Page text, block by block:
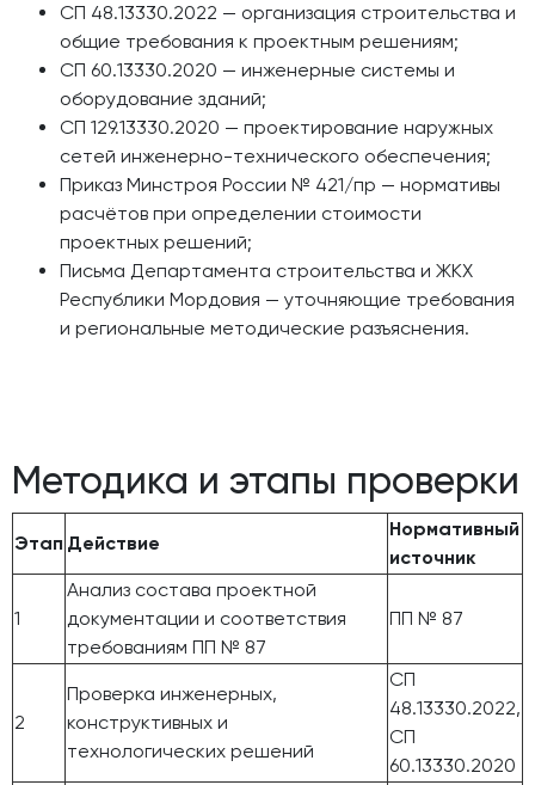
СП 48.13330.2022 — организация строительства и
общие требования к проектным решениям;
СП 60.13330.2020 — инженерные системы и
оборудование зданий;
СП 129.13330.2020 — проектирование наружных
сетей инженерно-технического обеспечения;
Приказ Минстроя России № 421/пр — нормативы
расчётов при определении стоимости
проектных решений;
Письма Департамента строительства и ЖКХ
Республики Мордовия — уточняющие требования
и региональные методические разъяснения.
Методика и этапы проверки
Этап Действие
Нормативный
источник
1
Анализ состава проектной
документации и соответствия
требованиям ПП № 87
ПП № 87
2
Проверка инженерных,
конструктивных и
технологических решений
СП
48.13330.2022,
СП
60.13330.2020